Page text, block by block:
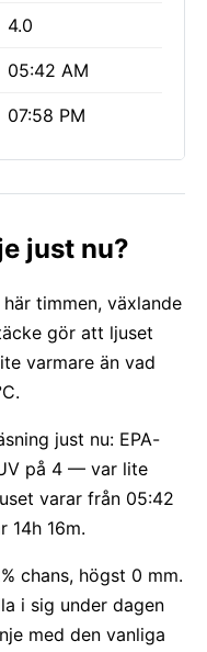
4.0
05:42 AM
07:58 PM
just nu?
timmen, växlande
gör att ljuset
varmare än vad
just nu: EPA-
på 4 — var lite
varar från 05:42
14h 16m.
chans, högst 0 mm.
i sig under dagen
med den vanliga